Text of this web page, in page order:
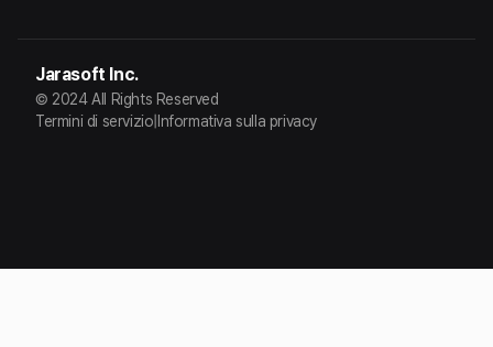
Jarasoft Inc.
© 2024 All Rights Reserved
Termini di servizio Informativa sulla privacy